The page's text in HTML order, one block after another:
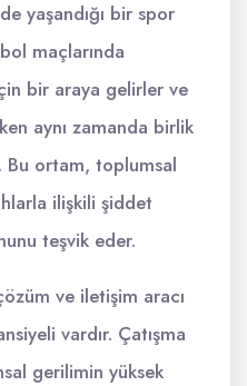
yaşandığı bir spor
maçlarında
bir araya gelirler ve
aynı zamanda birlik
Bu ortam, toplumsal
ilişkili şiddet
teşvik eder.
ve iletişim aracı
vardır. Çatışma
gerilimin yüksek